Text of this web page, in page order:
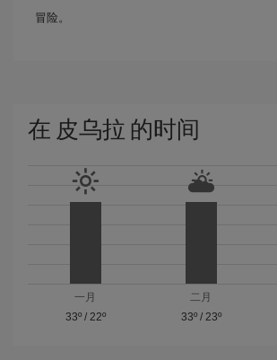
冒险。
在 皮乌拉 的时间
一月
33º/ 22º
二月
33º/ 23º